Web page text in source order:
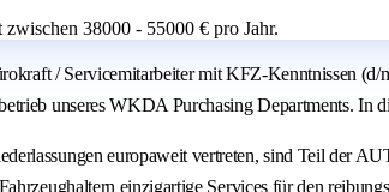
38000 - 55000 € pro Jahr.
/ Servicemitarbeiter mit KFZ-Kenntnissen
unseres WKDA Purchasing Departments. In
europaweit vertreten, sind Teil der
einzigartige Services für den